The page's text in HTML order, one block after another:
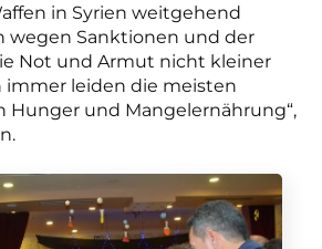
in Syrien weitgehend
wegen Sanktionen und der
Not und Armut nicht kleiner
immer leiden die meisten
Hunger und Mangelernährung“,